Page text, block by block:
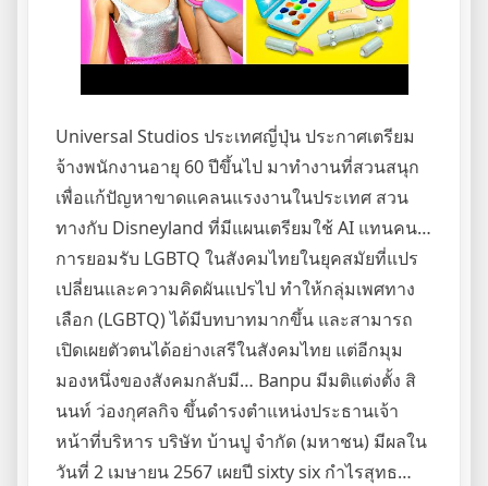
Universal Studios ประเทศญี่ปุ่น ประกาศเตรียม
จ้างพนักงานอายุ 60 ปีขึ้นไป มาทำงานที่สวนสนุก
เพื่อแก้ปัญหาขาดแคลนแรงงานในประเทศ สวน
ทางกับ Disneyland ที่มีแผนเตรียมใช้ AI แทนคน…
การยอมรับ LGBTQ ในสังคมไทยในยุคสมัยที่แปร
เปลี่ยนและความคิดผันแปรไป ทำให้กลุ่มเพศทาง
เลือก (LGBTQ) ได้มีบทบาทมากขึ้น และสามารถ
เปิดเผยตัวตนได้อย่างเสรีในสังคมไทย แต่อีกมุม
มองหนึ่งของสังคมกลับมี… Banpu มีมติแต่งตั้ง สิ
นนท์ ว่องกุศลกิจ ขึ้นดำรงตำแหน่งประธานเจ้า
หน้าที่บริหาร บริษัท บ้านปู จำกัด (มหาชน) มีผลใน
วันที่ 2 เมษายน 2567 เผยปี sixty six กำไรสุทธ…